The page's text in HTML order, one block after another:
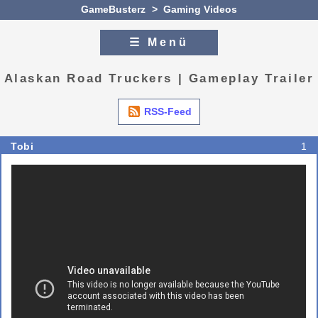
GameBusterz > Gaming Videos
☰ Menü
Zur Navigation
Alaskan Road Truckers | Gameplay Trailer
RSS-Feed
1
Tobi